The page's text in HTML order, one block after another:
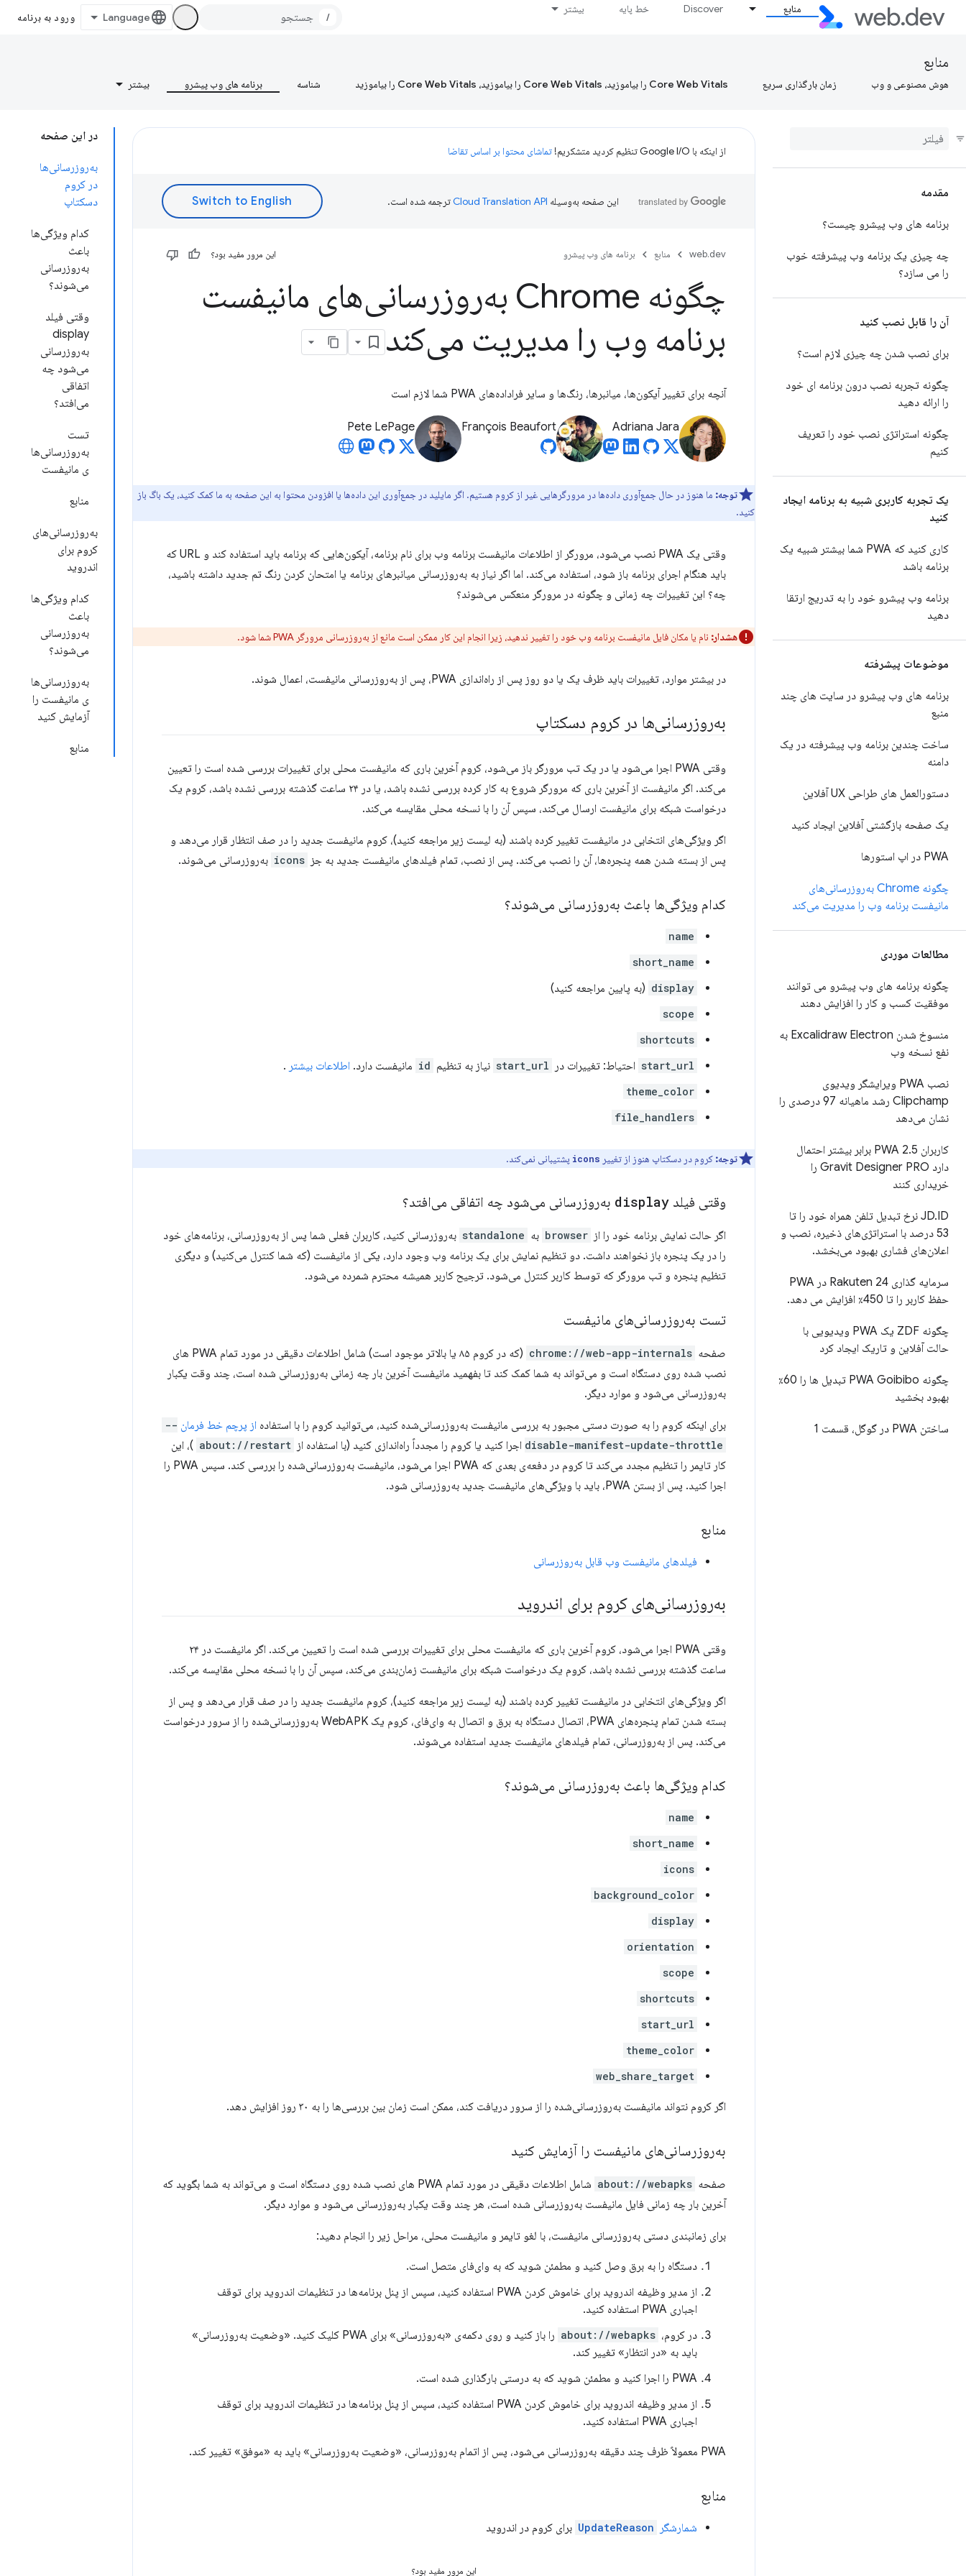
منابع Discover خط پایه بیشتر
/ ورود به برنامه
منابع
هوش مصنوعی و وب زمان بارگذاری سریع Core Web Vitals را بیاموزید، Core Web Vitals را بیاموزید، Core Web Vitals را بیاموزید شناسه برنامه های وب پیشرو بیشتر
مقدمه
برنامه های وب پیشرو چیست؟
چه چیزی یک برنامه وب پیشرفته خوب
را می سازد؟
آن را قابل نصب کنید
برای نصب شدن چه چیزی لازم است؟
چگونه تجربه نصب درون برنامه ای خود
را ارائه دهید
چگونه استراتژی نصب خود را تعریف
کنیم
یک تجربه کاربری شبیه به برنامه ایجاد
کنید
کاری کنید که PWA شما بیشتر شبیه یک
برنامه باشد
برنامه وب پیشرو خود را به تدریج ارتقا
دهید
موضوعات پیشرفته
برنامه های وب پیشرو در سایت های چند
منبع
ساخت چندین برنامه وب پیشرفته در یک
دامنه
دستورالعمل های طراحی UX آفلاین
یک صفحه بازگشتی آفلاین ایجاد کنید
PWA در اپ استورها
چگونه Chrome به‌روزرسانی‌های
مانیفست برنامه وب را مدیریت می‌کند
مطالعات موردی
چگونه برنامه های وب پیشرو می توانند
موفقیت کسب و کار را افزایش دهند
منسوخ شدن Excalidraw Electron به
نفع نسخه وب
نصب PWA ویرایشگر ویدیوی
Clipchamp رشد ماهیانه 97 درصدی را
نشان می‌دهد
کاربران PWA 2 .
5 برابر بیشتر احتمال
دارد Gravit Designer PRO را
خریداری کنند
JD.
ID نرخ تبدیل تلفن همراه خود را تا
53 درصد با استراتژی‌های ذخیره، نصب و
اعلان‌های فشاری بهبود می‌بخشد.
سرمایه گذاری Rakuten 24 در PWA
حفظ کاربر را تا 450٪ افزایش می دهد
.
چگونه ZDF یک PWA ویدیویی با
حالت آفلاین و تاریک ایجاد کرد
چگونه PWA Goibibo تبدیل ها را 60٪
بهبود بخشید
ساختن PWA در گوگل، قسمت 1
در این صفحه
به‌روزرسانی‌ها
در کروم
دسکتاپ
کدام ویژگی‌ها
باعث
به‌روزرسانی
می‌شوند؟
وقتی فیلد
display
به‌روزرسانی
می‌شود چه
اتفاقی
می‌افتد؟
تست
به‌روزرسانی‌ها
ی مانیفست
منابع
به‌روزرسانی‌های
کروم برای
اندروید
کدام ویژگی‌ها
باعث
به‌روزرسانی
می‌شوند؟
به‌روزرسانی‌ها
ی مانیفست را
آزمایش کنید
منابع
از اینکه با Google I/O تنظیم کردید متشکریم! تماشای محتوا بر اساس تقاضا
این صفحه به‌وسیله ترجمه شده است.
web.dev منابع برنامه های وب پیشرو این مرور مفید بود؟
چگونه Chrome به‌روزرسانی‌های مانیفست
برنامه وب را مدیریت می‌کند
آنچه برای تغییر آیکون‌ها، میانبرها، رنگ‌ها و سایر فراداده‌های PWA شما لازم است
Adriana Jara
François Beaufort
Pete LePage
توجه: ما هنوز در حال جمع‌آوری داده‌ها در مرورگرهایی غیر از کروم هستیم. اگر مایلید در جمع‌آوری این داده‌ها یا افزودن محتوا به این صفحه به ما کمک کنید، یک باگ باز
کنید.
وقتی یک PWA نصب می‌شود، مرورگر از اطلاعات مانیفست برنامه وب برای نام برنامه، آیکون‌هایی که برنامه باید استفاده کند و URL که
باید هنگام اجرای برنامه باز شود، استفاده می‌کند. اما اگر نیاز به به‌روزرسانی میانبرهای برنامه یا امتحان کردن رنگ تم جدید داشته باشید،
چه؟ این تغییرات چه زمانی و چگونه در مرورگر منعکس می‌شوند؟
هشدار: نام یا مکان فایل مانیفست برنامه وب خود را تغییر ندهید، زیرا انجام این کار ممکن است مانع از به‌روزرسانی مرورگر PWA شما شود.
در بیشتر موارد، تغییرات باید ظرف یک یا دو روز پس از راه‌اندازی PWA، پس از به‌روزرسانی مانیفست، اعمال شوند.
به‌روزرسانی‌ها در کروم دسکتاپ
وقتی PWA اجرا می‌شود یا در یک تب مرورگر باز می‌شود، کروم آخرین باری که مانیفست محلی برای تغییرات بررسی شده است را تعیین
می‌کند. اگر مانیفست از آخرین باری که مرورگر شروع به کار کرده بررسی نشده باشد، یا در ۲۴ ساعت گذشته بررسی نشده باشد، کروم یک
درخواست شبکه برای مانیفست ارسال می‌کند، سپس آن را با نسخه محلی مقایسه می‌کند.
اگر ویژگی‌های انتخابی در مانیفست تغییر کرده باشند (به لیست زیر مراجعه کنید)، کروم مانیفست جدید را در صف انتظار قرار می‌دهد و
پس از بسته شدن همه پنجره‌ها، آن را نصب می‌کند. پس از نصب، تمام فیلدهای مانیفست جدید به جز icons به‌روزرسانی می‌شوند.
کدام ویژگی‌ها باعث به‌روزرسانی می‌شوند؟
name
short_name
display (به پایین مراجعه کنید)
scope
shortcuts
start_url احتیاط: تغییرات در start_url نیاز به تنظیم id مانیفست دارد. اطلاعات بیشتر .
theme_color
file_handlers
توجه: کروم در دسکتاپ هنوز از تغییر icons پشتیبانی نمی‌کند.
وقتی فیلد display به‌روزرسانی می‌شود چه اتفاقی می‌افتد؟
اگر حالت نمایش برنامه خود را از browser به standalone به‌روزرسانی کنید، کاربران فعلی شما پس از به‌روزرسانی، برنامه‌های خود
را در یک پنجره باز نخواهند داشت. دو تنظیم نمایش برای یک برنامه وب وجود دارد، یکی از مانیفست (که شما کنترل می‌کنید) و دیگری
تنظیم پنجره و تب مرورگر که توسط کاربر کنترل می‌شود. ترجیح کاربر همیشه محترم شمرده می‌شود.
تست به‌روزرسانی‌های مانیفست
صفحه chrome://web-app-internals
(که در کروم ۸۵ یا بالاتر موجود است) شامل اطلاعات دقیقی در مورد تمام PWA های
نصب شده روی دستگاه است و می‌تواند به شما کمک کند تا بفهمید مانیفست آخرین بار چه زمانی به‌روزرسانی شده است، چند وقت یکبار
به‌روزرسانی می‌شود و موارد دیگر.
برای اینکه کروم را به صورت دستی مجبور به بررسی مانیفست به‌روزرسانی‌شده کنید، می‌توانید کروم را با استفاده از پرچم خط فرمان --
disable-manifest-update-throttle اجرا کنید یا کروم را مجدداً راه‌اندازی کنید (با استفاده از about://restart )، این
کار تایمر را تنظیم مجدد می‌کند تا کروم در دفعه‌ی بعدی که PWA اجرا می‌شود، مانیفست به‌روزرسانی‌شده را بررسی کند. سپس PWA را
اجرا کنید. پس از بستن PWA، باید با ویژگی‌های مانیفست جدید به‌روزرسانی شود.
منابع
فیلدهای مانیفست وب قابل به‌روزرسانی
به‌روزرسانی‌های کروم برای اندروید
وقتی PWA اجرا می‌شود، کروم آخرین باری که مانیفست محلی برای تغییرات بررسی شده است را تعیین می‌کند. اگر مانیفست در ۲۴
ساعت گذشته بررسی نشده باشد، کروم یک درخواست شبکه برای مانیفست زمان‌بندی می‌کند، سپس آن را با نسخه محلی مقایسه می‌کند.
اگر ویژگی‌های انتخابی در مانیفست تغییر کرده باشند (به لیست زیر مراجعه کنید)، کروم مانیفست جدید را در صف قرار می‌دهد و پس از
بسته شدن تمام پنجره‌های PWA، اتصال دستگاه به برق و اتصال به وای‌فای، کروم یک WebAPK به‌روزرسانی‌شده را از سرور درخواست
می‌کند. پس از به‌روزرسانی، تمام فیلدهای مانیفست جدید استفاده می‌شوند.
کدام ویژگی‌ها باعث به‌روزرسانی می‌شوند؟
name
short_name
icons
background_color
display
orientation
scope
shortcuts
start_url
theme_color
web_share_target
اگر کروم نتواند مانیفست به‌روزرسانی‌شده را از سرور دریافت کند، ممکن است زمان بین بررسی‌ها را به ۳۰ روز افزایش دهد.
به‌روزرسانی‌های مانیفست را آزمایش کنید
صفحه about://webapks
شامل اطلاعات دقیقی در مورد تمام PWA های نصب شده روی دستگاه است و می‌تواند به شما بگوید که
آخرین بار چه زمانی فایل مانیفست به‌روزرسانی شده است، هر چند وقت یکبار به‌روزرسانی می‌شود و موارد دیگر.
برای زمانبندی دستی به‌روزرسانی مانیفست، با لغو تایمر و مانیفست محلی، مراحل زیر را انجام دهید:
دستگاه را به برق وصل کنید و مطمئن شوید که به وای‌فای متصل است.
از مدیر وظیفه اندروید برای خاموش کردن PWA استفاده کنید، سپس از پنل برنامه‌ها در تنظیمات اندروید برای توقف
اجباری PWA استفاده کنید.
در کروم، about://webapks
را باز کنید و روی دکمه‌ی «به‌روزرسانی» برای PWA کلیک کنید. «وضعیت به‌روزرسانی»
باید به «در انتظار» تغییر کند.
PWA را اجرا کنید و مطمئن شوید که به درستی بارگذاری شده است.
از مدیر وظیفه اندروید برای خاموش کردن PWA استفاده کنید، سپس از پنل برنامه‌ها در تنظیمات اندروید برای توقف
اجباری PWA استفاده کنید.
PWA معمولاً ظرف چند دقیقه به‌روزرسانی می‌شود، پس از اتمام به‌روزرسانی، «وضعیت به‌روزرسانی» باید به «موفق» تغییر کند.
منابع
شمارشگر UpdateReason برای کروم در اندروید
این مرور مفید بود؟